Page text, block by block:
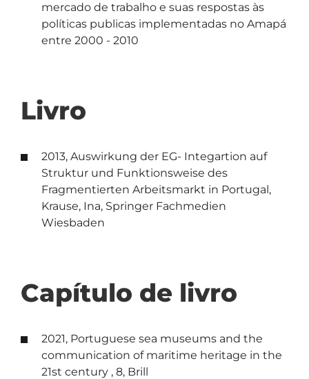
mercado de trabalho e suas respostas às
políticas publicas implementadas no Amapá
entre 2000 - 2010
Livro
2013, Auswirkung der EG- Integartion auf
Struktur und Funktionsweise des
Fragmentierten Arbeitsmarkt in Portugal,
Krause, Ina, Springer Fachmedien
Wiesbaden
Capítulo de livro
2021, Portuguese sea museums and the
communication of maritime heritage in the
21st century , 8, Brill